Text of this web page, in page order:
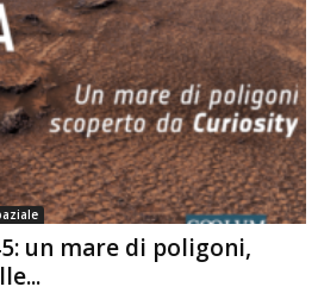
un mare di poligoni,